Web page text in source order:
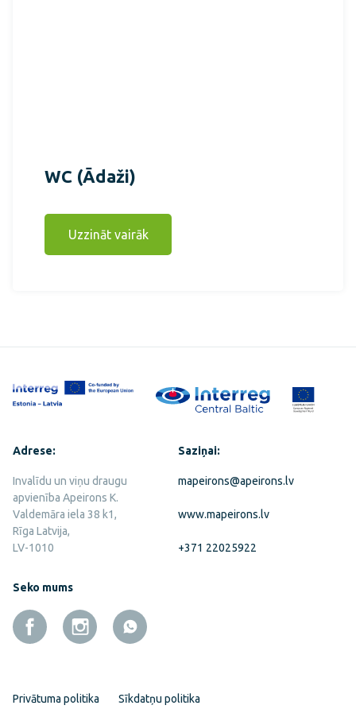
WC (Ādaži)
Uzzināt vairāk
Adrese:
Invalīdu un viņu draugu
apvienība Apeirons K.
Valdemāra iela 38 k1,
Rīga Latvija,
LV-1010
Saziņai:
mapeirons@apeirons.lv
www.mapeirons.lv
+371 22025922
Seko mums
Privātuma politika Sīkdatņu politika